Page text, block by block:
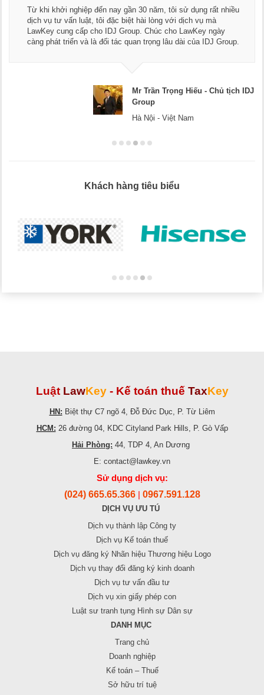
Từ khi khởi nghiệp đến nay gần 30 năm, tôi sử dụng rất nhiều
dịch vụ tư vấn luật, tôi đặc biệt hài lòng với dịch vụ mà
LawKey cung cấp cho IDJ Group. Chúc cho LawKey ngày
càng phát triển và là đối tác quan trọng lâu dài của IDJ Group.
Mr Trần Trọng Hiếu - Chủ tịch IDJ
Group
Hà Nội - Việt Nam
Khách hàng tiêu biểu
Luật LawKey - Kế toán thuế TaxKey
HN: Biệt thự C7 ngõ 4, Đỗ Đức Dục, P. Từ Liêm
HCM: 26 đường 04, KDC Cityland Park Hills, P. Gò Vấp
Hải Phòng: 44, TDP 4, An Dương
E: contact@lawkey.vn
Sử dụng dịch vụ:
(024) 665.65.366 0967.591.128
DỊCH VỤ ƯU TÚ
Dịch vụ thành lập Công ty
Dịch vụ Kế toán thuế
Dịch vụ đăng ký Nhãn hiệu Thương hiệu Logo
Dịch vụ thay đổi đăng ký kinh doanh
Dịch vụ tư vấn đầu tư
Dịch vụ xin giấy phép con
Luật sư tranh tụng Hình sự Dân sự
DANH MỤC
Trang chủ
Doanh nghiệp
Kế toán – Thuế
Sở hữu trí tuệ